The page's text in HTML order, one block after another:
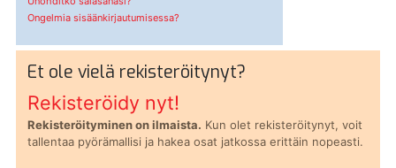
Ongelmia sisäänkirjautumisessa?
Et ole vielä rekisteröitynyt?
Rekisteröidy nyt!
Rekisteröityminen on ilmaista. Kun olet rekisteröitynyt, voit
tallentaa pyörämallisi ja hakea osat jatkossa erittäin nopeasti.